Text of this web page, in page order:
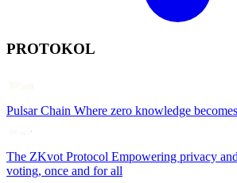
PROTOKOL
Pulsar Chain Where zero knowledge
The ZKvot Protocol Empowering privacy
voting, once and for all